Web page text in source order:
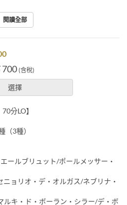
櫃檯
閱讀全部
700 (含稅)
選擇
分LO】
（3種）
ールブリュット/ポールメッサー・
ニョリオ・デ・オルガス/ネブリナ・
ルキ・ド・ボーラン・シラー/デ・ボ